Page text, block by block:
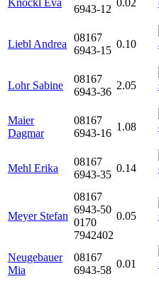
Knöckl Eva
6943-12
0.02
Liebl Andrea
08167
6943-15
0.10
Lohr Sabine
08167
6943-36
2.05
Maier
Dagmar
08167
6943-16
1.08
Mehl Erika
08167
6943-35
0.14
Meyer Stefan
08167
6943-50
0170
7942402
0.05
Neugebauer
Mia
08167
6943-58
0.01